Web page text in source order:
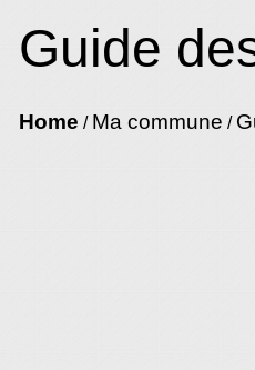
Guide
Home / Ma commune /